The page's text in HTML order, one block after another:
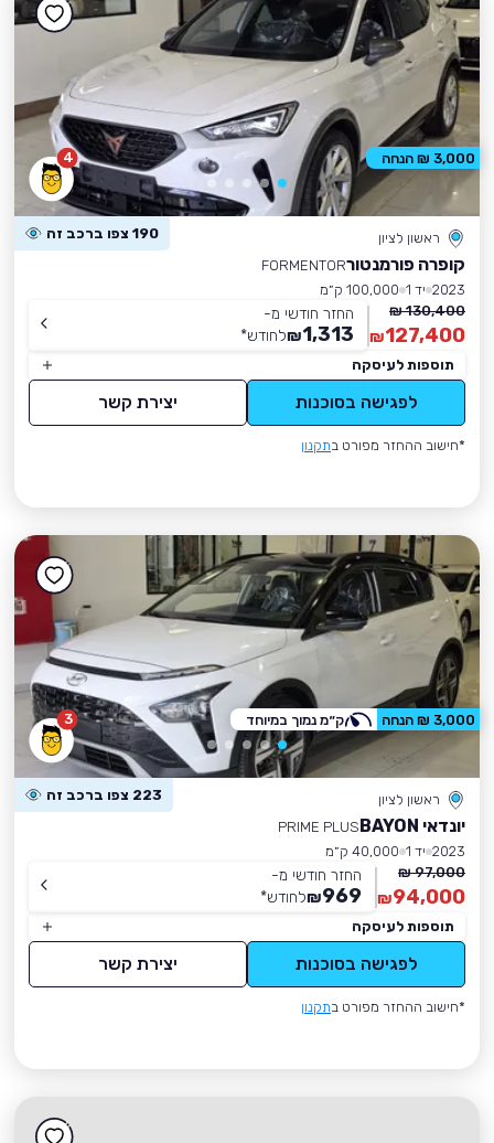
4
ראשון לציון 190 צפו ברכב זה
קופרה פורמנטורFORMENTOR
2023 יד 1
100,000 ק״מ
130,400 ₪
127,400
₪
החזר חודשי מ-
1,313
₪לחודש*
תוספות לעיסקה
לפגישה בסוכנות יצירת קשר
*חישוב ההחזר מפורט בתקנון
3,000 ₪ הנחה
3
ראשון לציון 223 צפו ברכב זה
יונדאי BAYON
PRIME PLUS
2023 יד 1
40,000 ק״מ
97,000 ₪
94,000
₪
החזר חודשי מ-
969
₪לחודש*
תוספות לעיסקה
לפגישה בסוכנות יצירת קשר
*חישוב ההחזר מפורט בתקנון
3,000 ₪ הנחה ק״מ נמוך במיוחד